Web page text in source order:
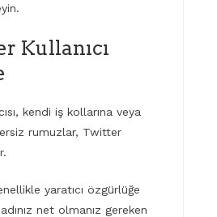
Kullanıcı
kendi iş kollarına veya
rumuzlar, Twitter
yaratıcı özgürlüğe
net olmanız gereken